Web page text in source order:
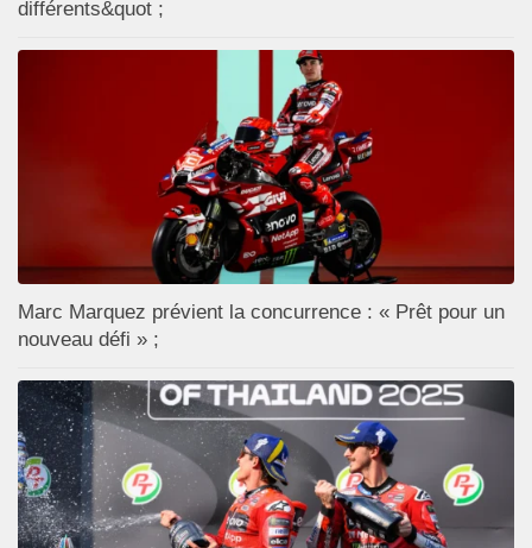
différents&quot ;
Marc Marquez prévient la concurrence : « Prêt pour un
nouveau défi » ;